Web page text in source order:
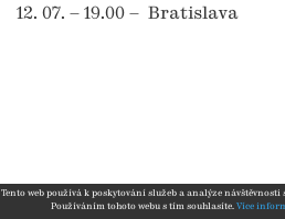
Tento web používá k poskytování služeb a analýze návštěvnosti
Používáním tohoto webu s tím souhlasíte.Více
12. 07. – 19.00 – Bratislava